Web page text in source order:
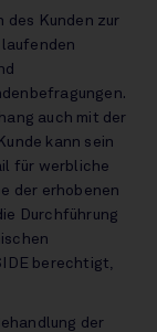
des Kunden zur
auch mit der
kann sein
für werbliche
der erhobenen
Durchführung
berechtigt,
der